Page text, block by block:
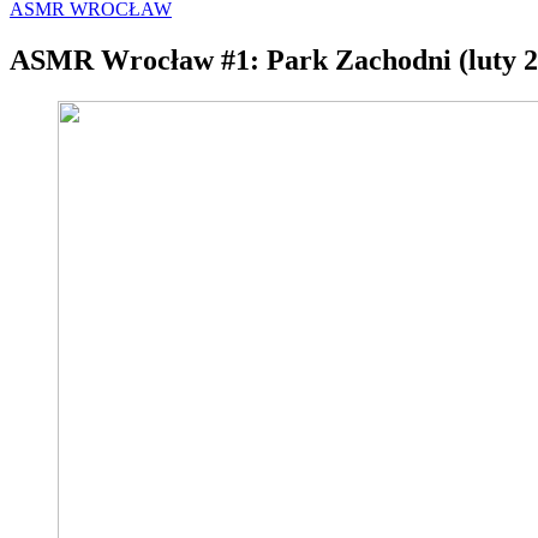
ASMR WROCŁAW
ASMR Wrocław #1: Park Zachodni (luty